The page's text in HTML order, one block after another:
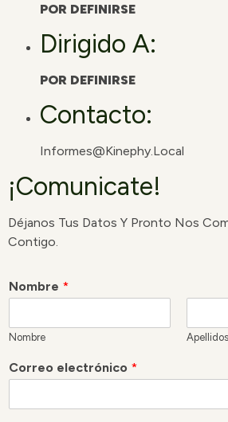
POR DEFINIRSE
Dirigido A:
POR DEFINIRSE
Contacto:
Informes@kinephy.local
¡Comunicate!
Déjanos Tus Datos Y Pronto Nos
Contigo.
Nombre *
Nombre Apellidos
Correo electrónico *